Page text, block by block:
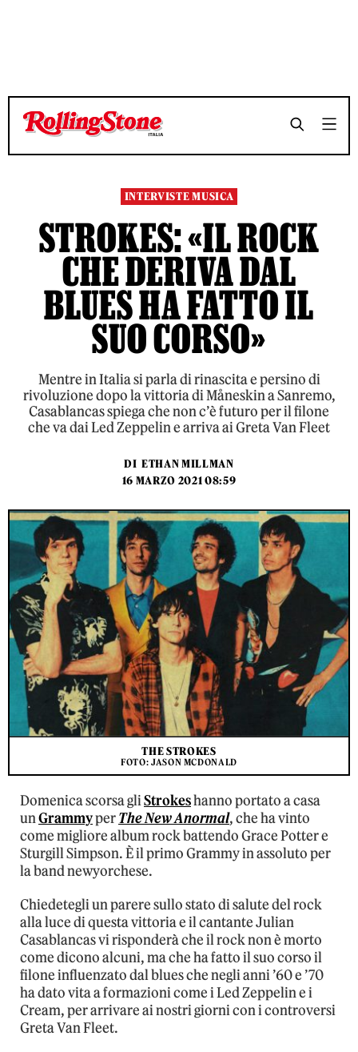
TEMPO DI LETTURA 3 MINUTI SHARE
TEMPO DI LETTURA 3 MINUTI SHARE
INTERVISTE MUSICA
STROKES: «IL ROCK
CHE DERIVA DAL
BLUES HA FATTO IL
SUO CORSO»
Mentre in Italia si parla di rinascita e persino di
rivoluzione dopo la vittoria di Måneskin a Sanremo,
Casablancas spiega che non c’è futuro per il filone
che va dai Led Zeppelin e arriva ai Greta Van Fleet
DI ETHAN MILLMAN
16 MARZO 2021 08:59
THE STROKES
FOTO: JASON MCDONALD
Domenica scorsa gliStrokeshanno portato a casa
unGrammyperThe New Anormal, che ha vinto
come migliore album rock battendo Grace Potter e
Sturgill Simpson. È il primo Grammy in assoluto per
la band newyorchese.
Chiedetegli un parere sullo stato di salute del rock
alla luce di questa vittoria e il cantante Julian
Casablancas vi risponderà che il rock non è morto
come dicono alcuni, ma che ha fatto il suo corso il
filone influenzato dal blues che negli anni ’60 e ’70
ha dato vita a formazioni come i Led Zeppelin e i
Cream, per arrivare ai nostri giorni con i controversi
Greta Van Fleet.